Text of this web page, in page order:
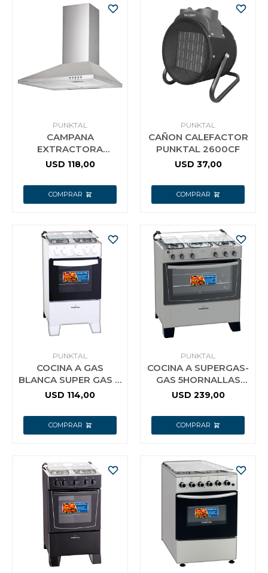
PUNKTAL
CAMPANA
EXTRACTORA
PIRÁMIDE 60CM
USD 118,00
PUNKTAL
CAÑON CALEFACTOR
PUNKTAL 2600CF
USD 37,00
PUNKTAL
COCINA A GAS
BLANCA SUPER GAS 4
HORNALLAS 250C
USD 114,00
PUNKTAL
COCINA A SUPERGAS-
GAS 5HORNALLAS
PUNKTAL COLISEUM
USD 239,00